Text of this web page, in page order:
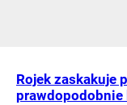
Rojek zaskakuje
prawdopodobnie